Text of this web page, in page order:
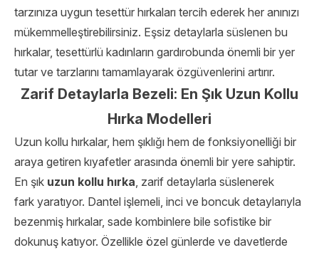
tarzınıza uygun tesettür hırkaları tercih ederek her anınızı
mükemmelleştirebilirsiniz. Eşsiz detaylarla süslenen bu
hırkalar, tesettürlü kadınların gardırobunda önemli bir yer
tutar ve tarzlarını tamamlayarak özgüvenlerini artırır.
Zarif Detaylarla Bezeli: En Şık Uzun Kollu
Hırka Modelleri
Uzun kollu hırkalar, hem şıklığı hem de fonksiyonelliği bir
araya getiren kıyafetler arasında önemli bir yere sahiptir.
En şık uzun kollu hırka, zarif detaylarla süslenerek
fark yaratıyor. Dantel işlemeli, inci ve boncuk detaylarıyla
bezenmiş hırkalar, sade kombinlere bile sofistike bir
dokunuş katıyor. Özellikle özel günlerde ve davetlerde